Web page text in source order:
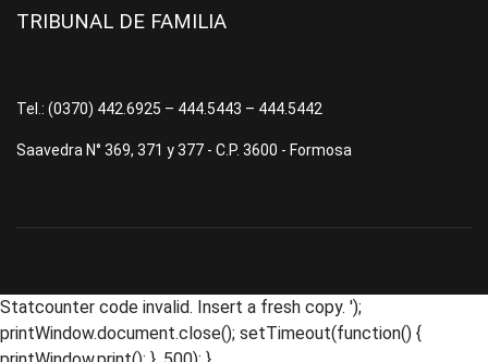
TRIBUNAL DE FAMILIA
Tel.: (0370) 442.6925 – 444.5443 – 444.5442
Saavedra N° 369, 371 y 377 - C.P. 3600 - Formosa
Statcounter code invalid. Insert a fresh copy. ');
printWindow.document.close(); setTimeout(function() {